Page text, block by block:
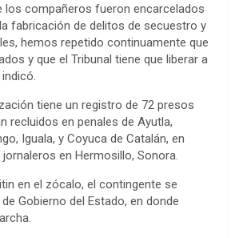
los compañeros fueron encarcelados
fabricación de delitos de secuestro y
hemos repetido continuamente que
y que el Tribunal tiene que liberar a
tiene un registro de 72 presos
recluidos en penales de Ayutla,
Iguala, y Coyuca de Catalán, en
en Hermosillo, Sonora.
en el zócalo, el contingente se
Gobierno del Estado, en donde